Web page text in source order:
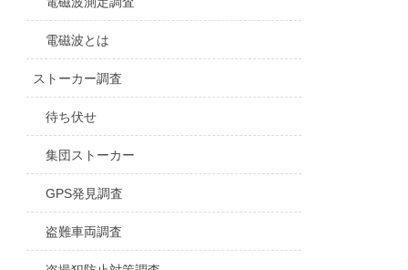
電磁波とは
ストーカー調査
待ち伏せ
集団ストーカー
GPS発見調査
盗難車両調査